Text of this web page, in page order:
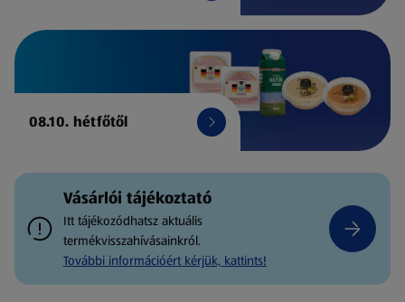
08.10. hétfőtől
Vásárlói tájékoztató
Itt tájékozódhatsz aktuális
termékvisszahívásainkról.
További információért kérjük, kattints!